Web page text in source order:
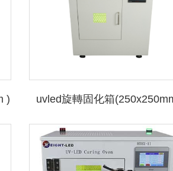
) uvled旋轉固化箱